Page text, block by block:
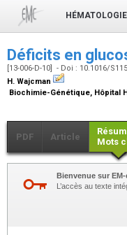
HÉMATOLOGIE
Déficits en
[13-006-D-10] - Doi : 10.1016/
H. Wajcman
Biochimie-Génétique, Hôpital
PDF Article
Mots
Bienvenue sur
L’accès au texte